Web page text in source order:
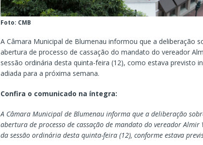
Foto: CMB
A Câmara Municipal de Blumenau informou que a deliberação
abertura de processo de cassação do mandato do vereador
sessão ordinária desta quinta-feira (12), como estava previsto
adiada para a próxima semana.
Confira o comunicado na íntegra:
A Câmara Municipal de Blumenau informa que a deliberação
abertura de processo de cassação de mandato do vereador
da sessão ordinária desta quinta-feira (12), conforme estava